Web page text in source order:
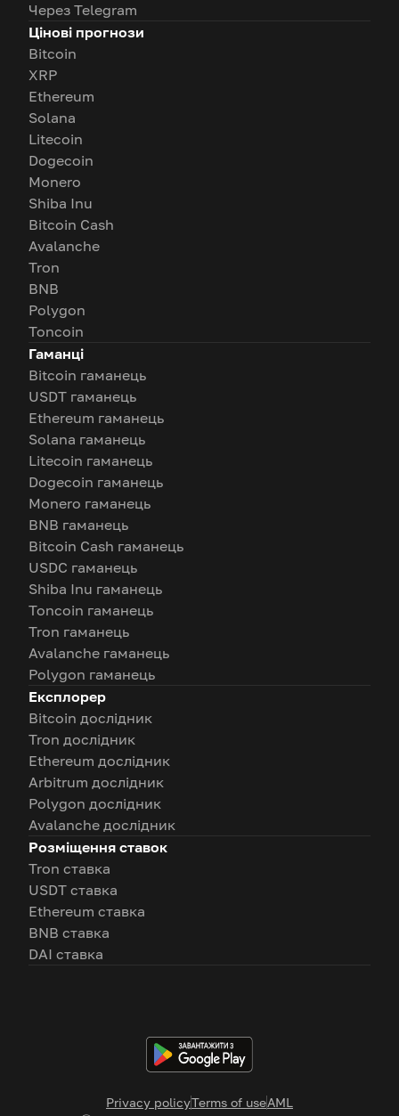
Privacy policyTerms of useAML
Через Telegram
Цінові прогнози
Bitcoin
XRP
Ethereum
Solana
Litecoin
Dogecoin
Monero
Shiba Inu
Bitcoin Cash
Avalanche
Tron
BNB
Polygon
Toncoin
Гаманці
Bitcoin гаманець
USDT гаманець
Ethereum гаманець
Solana гаманець
Litecoin гаманець
Dogecoin гаманець
Monero гаманець
BNB гаманець
Bitcoin Cash гаманець
USDC гаманець
Shiba Inu гаманець
Toncoin гаманець
Tron гаманець
Avalanche гаманець
Polygon гаманець
Експлорер
Bitcoin дослідник
Tron дослідник
Ethereum дослідник
Arbitrum дослідник
Polygon дослідник
Avalanche дослідник
Розміщення ставок
Tron ставка
USDT ставка
Ethereum ставка
BNB ставка
DAI ставка